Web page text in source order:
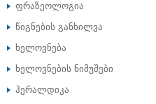
ფრაზეოლოგია
წიგნების განხილვა
ხელოვნება
ხელოვნების ნიმუშები
ჰერალდიკა